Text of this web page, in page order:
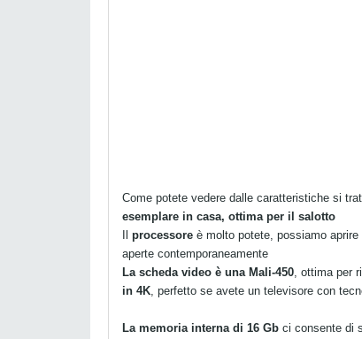
Come potete vedere dalle caratteristiche si
esemplare in casa, ottima per il salotto
processore è molto potete, possiamo aprire
aperte contemporaneamente
La scheda video è una Mali-450, ottima per
in 4K, perfetto se avete un televisore con
La memoria interna di 16 Gb ci consente di